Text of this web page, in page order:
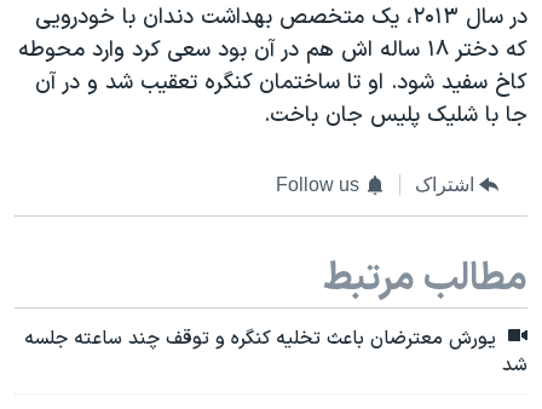
در سال ۲۰۱۳، یک متخصص بهداشت دندان با خودرویی
که دختر ۱۸ ساله اش هم در آن بود سعی کرد وارد محوطه
کاخ سفید شود. او تا ساختمان کنگره تعقیب شد و در آن
جا با شلیک پلیس جان باخت.
اشتراک Follow us
مطالب مرتبط
یورش معترضان باعث تخلیه کنگره و توقف چند ساعته جلسه
شد